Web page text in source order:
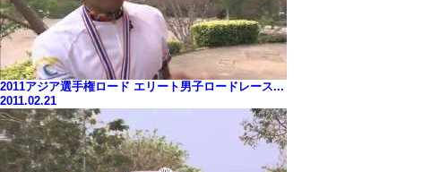
2011アジア選手権ロード エリート男子ロードレース...
2011.02.21